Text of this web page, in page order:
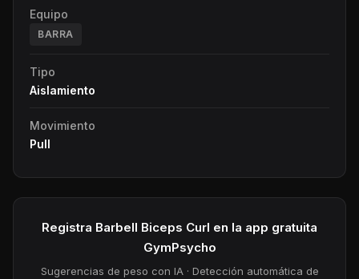
Equipo
BARRA
Tipo
Aislamiento
Movimiento
Pull
Registra Barbell Biceps Curl en la app gratuita
GymPsycho
Sugerencias de peso con IA · Detección automática de